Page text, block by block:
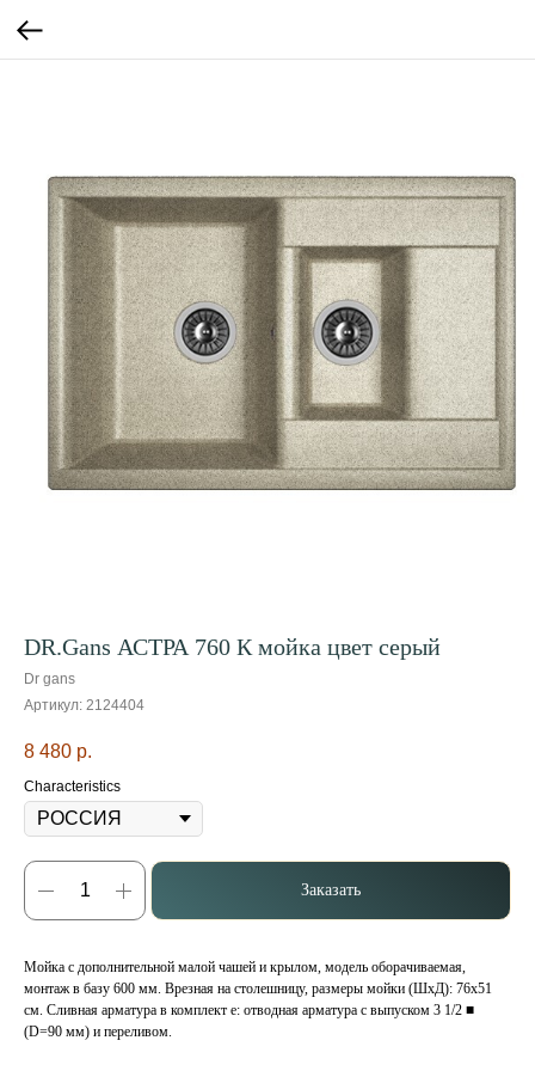
DR.Gans АСТРА 760 К мойка цвет серый
Dr gans
Артикул: 2124404
8 480 р.
Characteristics
Заказать
Мойка с дополнительной малой чашей и крылом, модель оборачиваемая,
монтаж в базу 600 мм. Врезная на столешницу, размеры мойки (ШхД): 76x51
см. Сливная арматура в комплект е: отводная арматура с выпуском 3 1/2 ■
(D=90 мм) и переливом.